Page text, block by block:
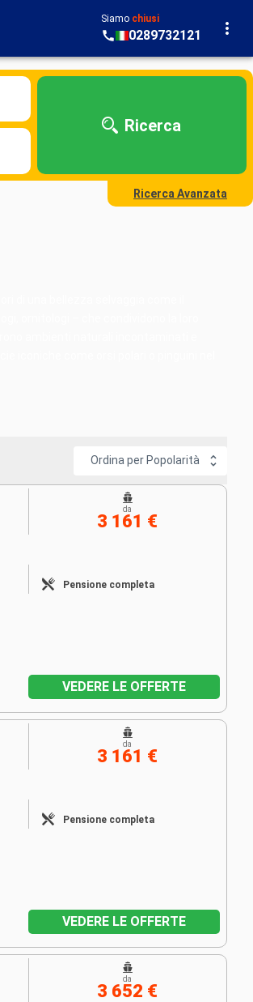
Siamo chiusi
0289732121
Ricerca
Ricerca Avanzata
Ordina per Popolarità
Pensione completa
da
3 161 €
VEDERE LE OFFERTE
Pensione completa
da
3 161 €
VEDERE LE OFFERTE
da
3 652 €